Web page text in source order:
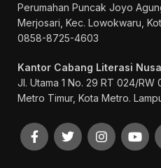
Perumahan Puncak Joyo
Merjosari, Kec. Lowokwaru,
0858-8725-4603
Kantor Cabang Literasi
Jl. Utama 1 No. 29 RT 024/RW
Metro Timur, Kota Metro.